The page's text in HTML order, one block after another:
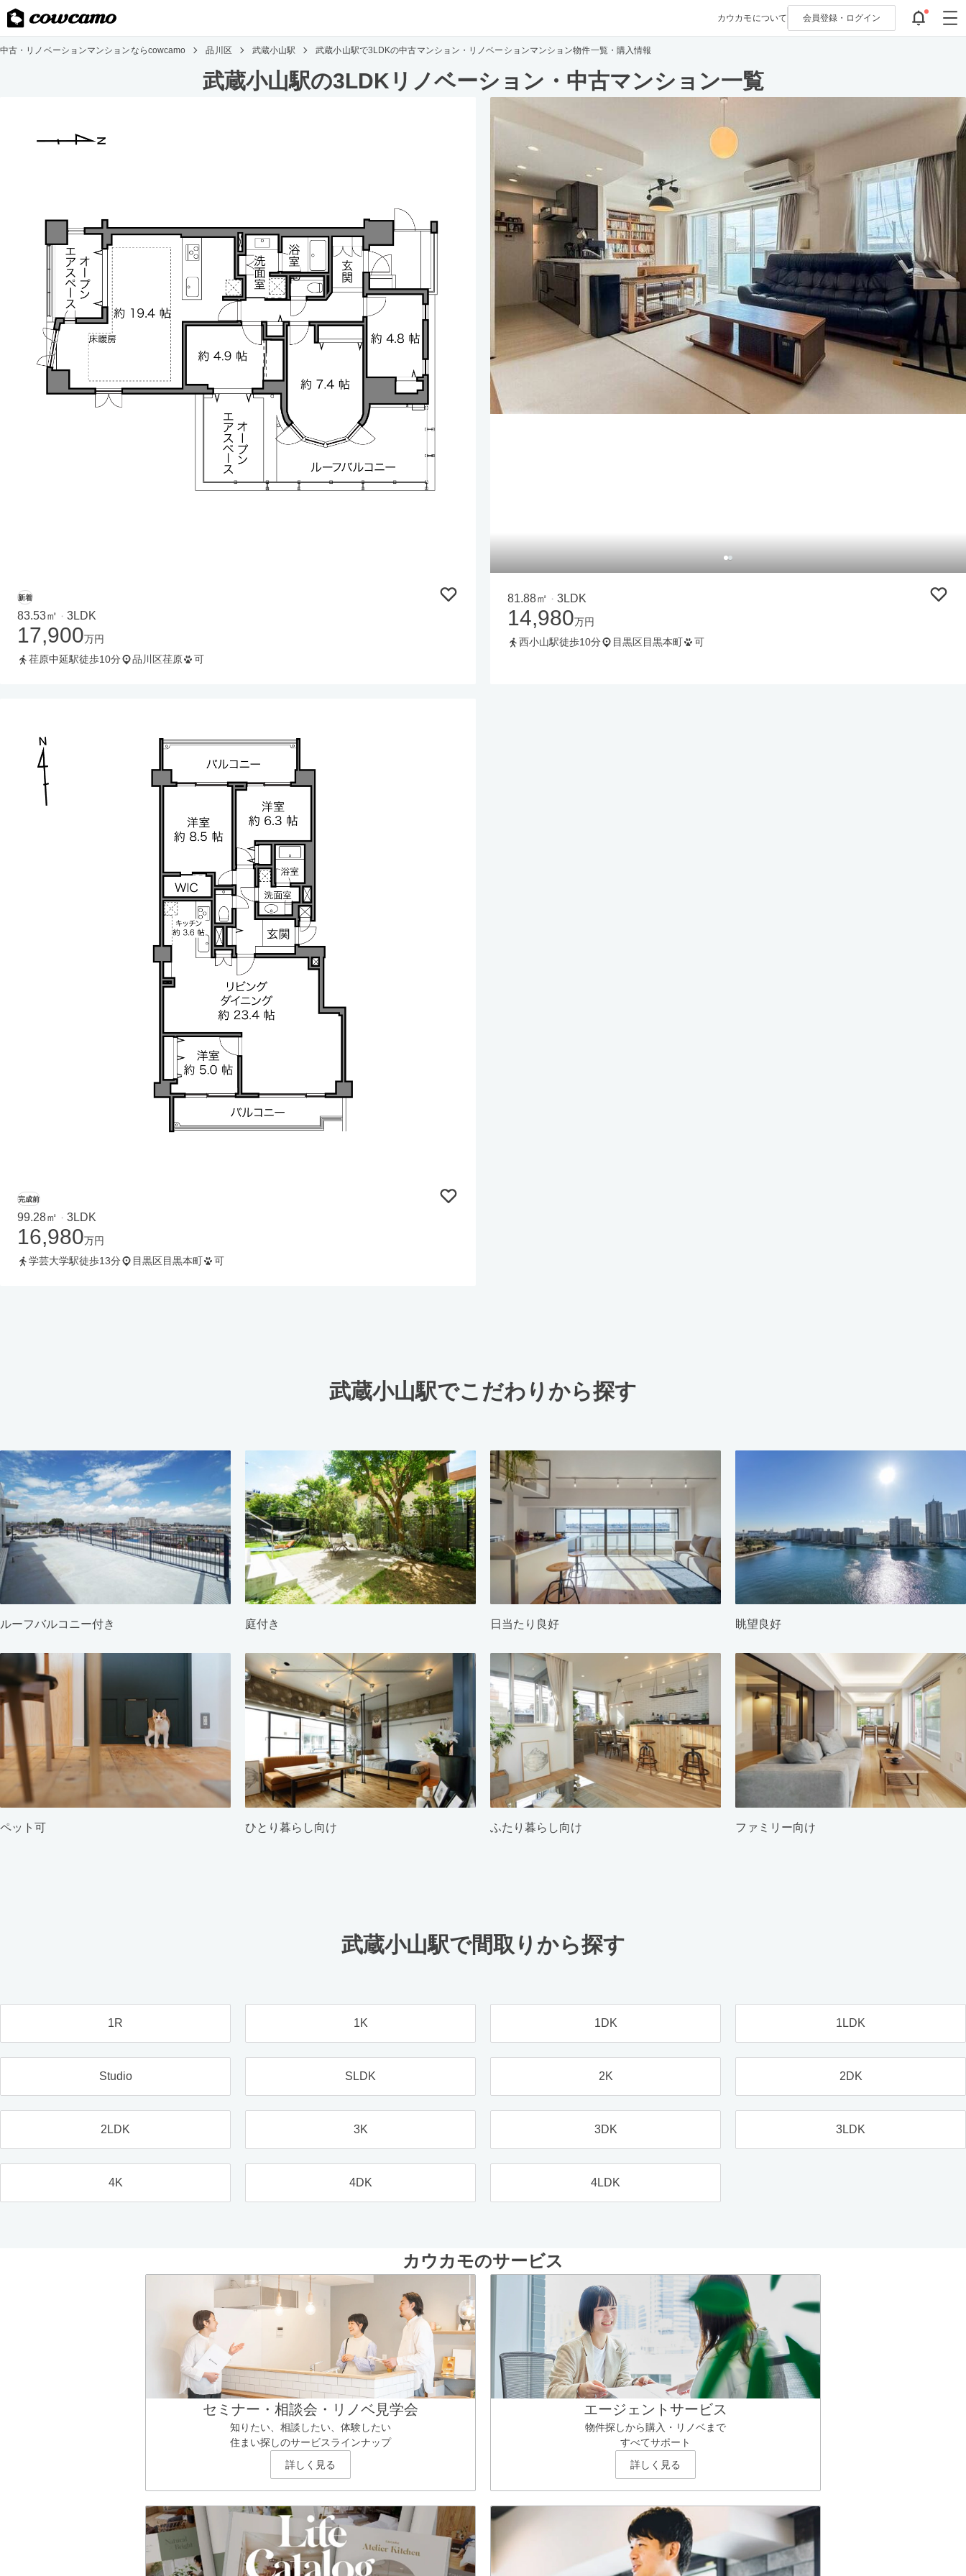
カウカモについて 会員登録・ ログイン
中古・リノベーションマンションならcowcamo 品川区 武蔵小山駅 武蔵小山駅で3LDKの中古マンション・リノベーションマンション物件一覧・購入情報
武蔵小山駅の3LDKリノベーション・中古マンション一覧
新着
83.53㎡ ・ 3LDK
17,900万円
荏原中延駅徒歩10分
品川区荏原 可
81.88㎡ ・ 3LDK
14,980万円
西小山駅徒歩10分
目黒区目黒本町 可
完成前
99.28㎡ ・ 3LDK
16,980万円
学芸大学駅徒歩13分
目黒区目黒本町 可
武蔵小山駅でこだわりから探す
ルーフバルコニー付き 庭付き 日当たり良好 眺望良好
ペット可 ひとり暮らし向け ふたり暮らし向け ファミリー向け
武蔵小山駅で間取りから探す
1R 1K 1DK 1LDK
Studio SLDK 2K 2DK
2LDK 3K 3DK 3LDK
4K 4DK 4LDK
カウカモのサービス
セミナー・相談会・リノベ見学会
知りたい、相談したい、体験したい
住まい探しのサービスラインナップ
詳しく見る
エージェントサービス
物件探しから購入・リノベまで
すべてサポート
詳しく見る